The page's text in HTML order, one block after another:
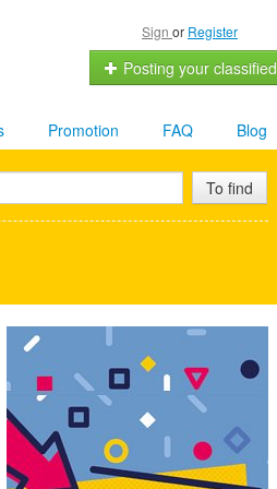
Sign or Register
Posting your classified
Blog
FAQ
Promotion
To find